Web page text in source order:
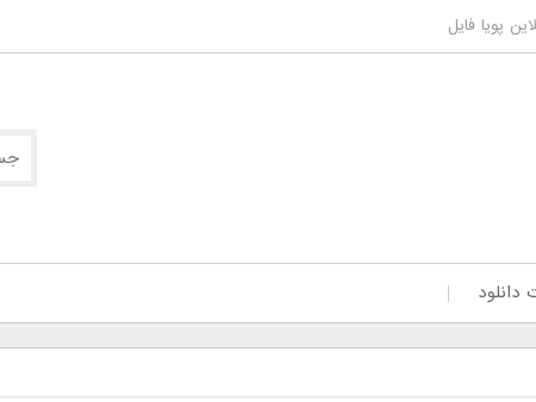
پویا فایل
دانلود